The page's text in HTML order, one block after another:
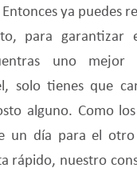
ya puedes
para garantizar
uno
solo tienes que
alguno. Como
un día para el
rápido, nuestro